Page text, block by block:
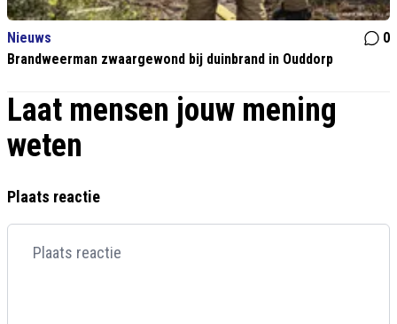
Nieuws
0
Brandweerman zwaargewond bij duinbrand in Ouddorp
Laat mensen jouw mening
weten
Plaats reactie